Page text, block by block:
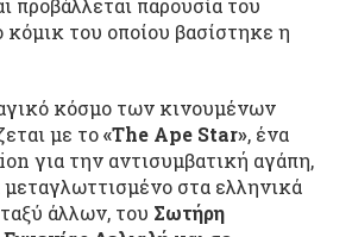
προβάλλεται παρουσία του
του οποίου βασίστηκε η
κόσμο των κινουμένων
με το«The Ape Star», ένα
για την αντισυμβατική αγάπη,
μεταγλωττισμένο στα ελληνικά
άλλων, του Σωτήρη